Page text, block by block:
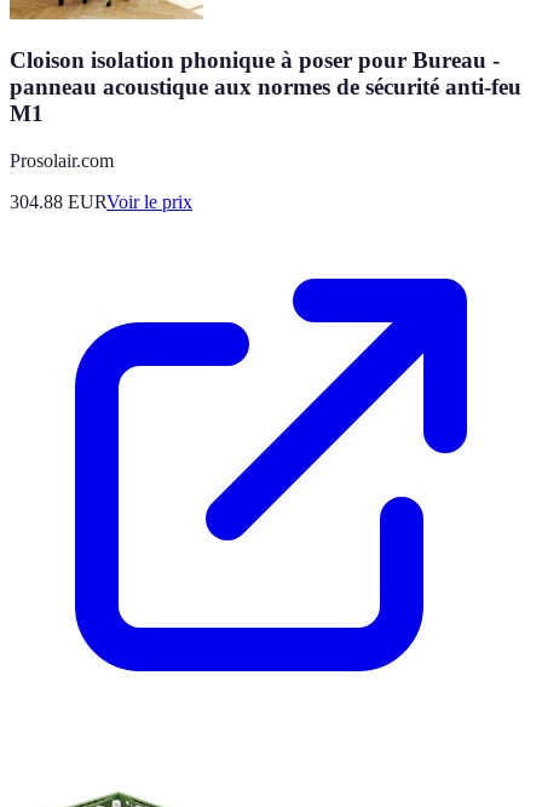
Cloison isolation phonique à poser pour Bureau -
panneau acoustique aux normes de sécurité anti-feu
M1
Prosolair.com
304.88 EURVoir le prix